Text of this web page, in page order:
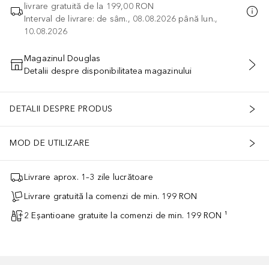
livrare gratuită de la 199,00 RON
Interval de livrare: de sâm., 08.08.2026 până lun.,
10.08.2026
ADĂUGAȚI ÎN COŞ
Magazinul Douglas
Detalii despre disponibilitatea magazinului
DETALII DESPRE PRODUS
MOD DE UTILIZARE
Livrare aprox. 1–3 zile lucrătoare
Livrare gratuită la comenzi de min. 199 RON
2 Eșantioane gratuite la comenzi de min. 199 RON ¹